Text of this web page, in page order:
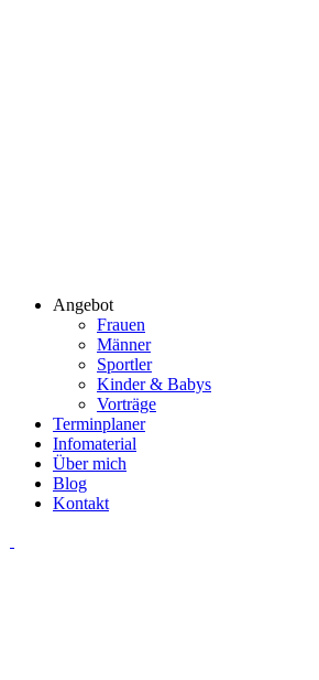
Angebot
Frauen
Männer
Sportler
Kinder & Babys
Vorträge
Terminplaner
Infomaterial
Über mich
Blog
Kontakt